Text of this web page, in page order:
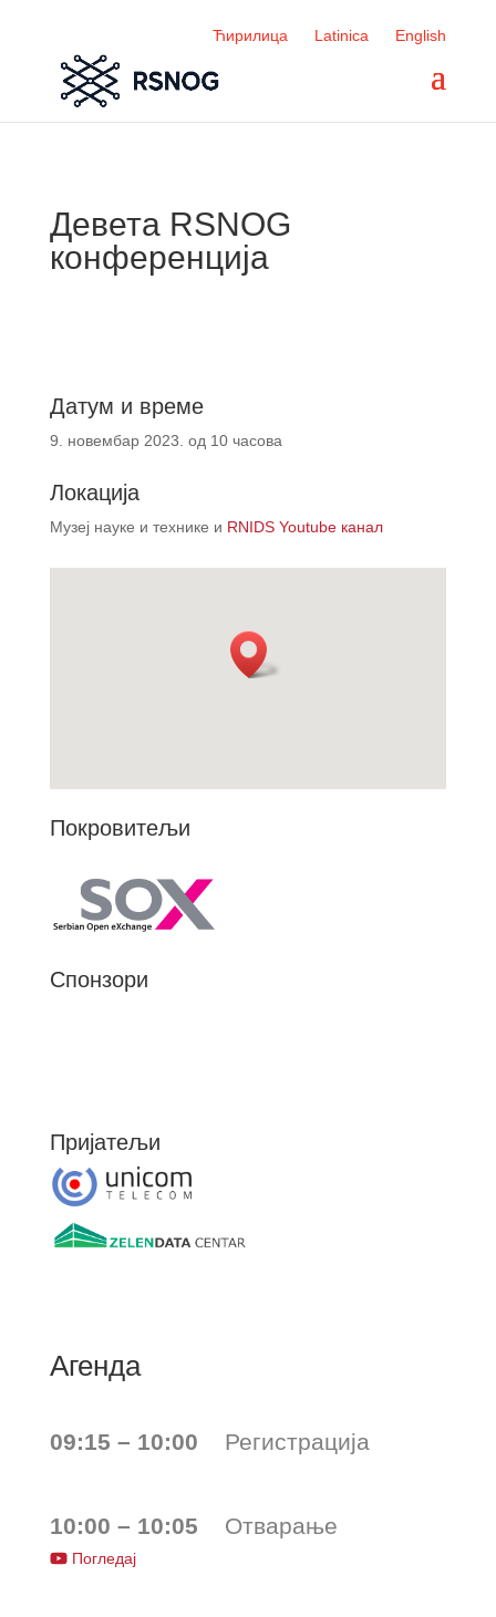
Ћирилица Latinica English
Девета RSNOG
конференција
Датум и време
9. новембар 2023. од 10 часова
Локација
Музеј науке и технике и RNIDS Youtube канал
Покровитељи
Спонзори
Пријатељи
Агенда
09:15 – 10:00 Регистрација
10:00 – 10:05 Отварање
Погледај